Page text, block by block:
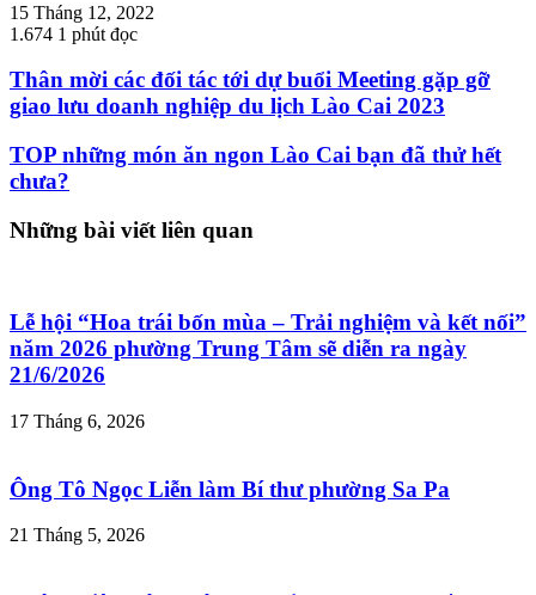
15 Tháng 12, 2022
1.674 1 phút đọc
Thân mời các đối tác tới dự buổi Meeting gặp gỡ
giao lưu doanh nghiệp du lịch Lào Cai 2023
TOP những món ăn ngon Lào Cai bạn đã thử hết
chưa?
Những bài viết liên quan
Lễ hội “Hoa trái bốn mùa – Trải nghiệm và kết nối”
năm 2026 phường Trung Tâm sẽ diễn ra ngày
21/6/2026
17 Tháng 6, 2026
Ông Tô Ngọc Liễn làm Bí thư phường Sa Pa
21 Tháng 5, 2026